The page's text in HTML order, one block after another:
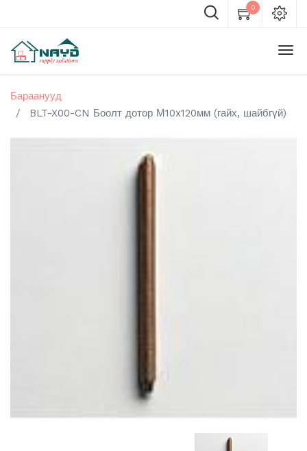
0
Бараанууд
BLT-X00-CN Боолт дотор М10x120мм (гайх, шайбгүй)